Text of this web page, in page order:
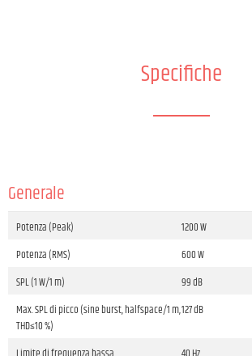
Specifiche
Generale
Potenza (Peak)
1200 W
Potenza (RMS)
600 W
SPL (1 W/1 m)
99 dB
Max. SPL di picco (sine burst, halfspace/1 m,
THD≤10 %)
127 dB